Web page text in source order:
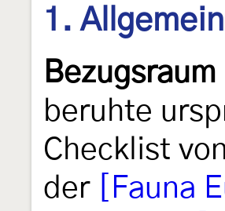
1.
beruhte
Checklist von
der
[Fauna